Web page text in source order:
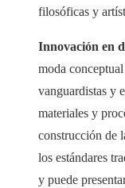
filosóficas y
Innovación en
moda
vanguardistas y
materiales y
construcción de
los estándares
y puede